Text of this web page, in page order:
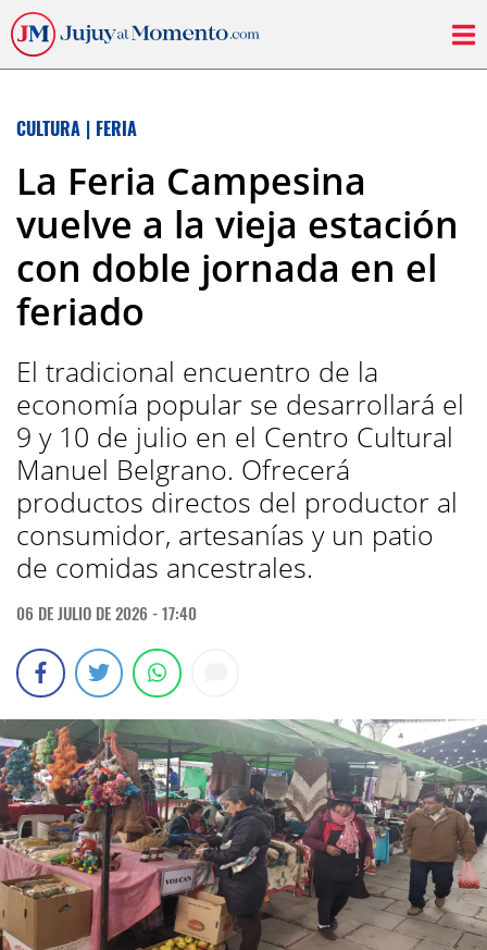
CULTURA | FERIA
La Feria Campesina
vuelve a la vieja estación
con doble jornada en el
feriado
El tradicional encuentro de la
economía popular se desarrollará el
9 y 10 de julio en el Centro Cultural
Manuel Belgrano. Ofrecerá
productos directos del productor al
consumidor, artesanías y un patio
de comidas ancestrales.
06 DE JULIO DE 2026 - 17:40